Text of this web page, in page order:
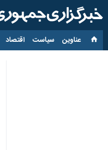
عناوین‌ سیاست اقتصاد